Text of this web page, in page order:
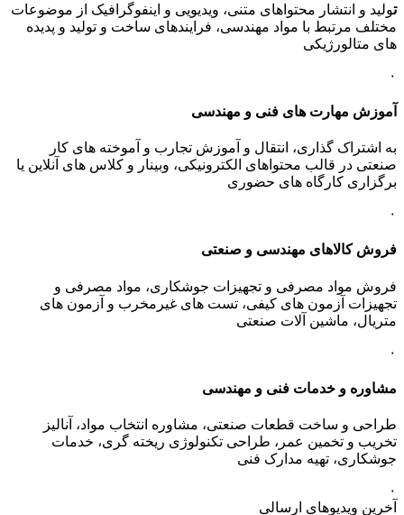
تولید و انتشار محتواهای متنی، ویدیویی و اینفوگرافیک از موضوعات
مختلف مرتبط با مواد مهندسی، فرایندهای ساخت و تولید و پدیده
های متالورژیکی
۰
آموزش مهارت های فنی و مهندسی
به اشتراک گذاری، انتقال و آموزش تجارب و آموخته های کار
صنعتی در قالب محتواهای الکترونیکی، وبینار و کلاس های آنلاین یا
برگزاری کارگاه های حضوری
۰
فروش کالاهای مهندسی و صنعتی
فروش مواد مصرفی و تجهیزات جوشکاری، مواد مصرفی و
تجهیزات آزمون های کیفی، تست های غیرمخرب و آزمون های
متریال، ماشین آلات صنعتی
۰
مشاوره و خدمات فنی و مهندسی
طراحی و ساخت قطعات صنعتی، مشاوره انتخاب مواد، آنالیز
تخریب و تخمین عمر، طراحی تکنولوژی ریخته گری، خدمات
جوشکاری، تهیه مدارک فنی
۰
آخرین ویدیوهای ارسالی